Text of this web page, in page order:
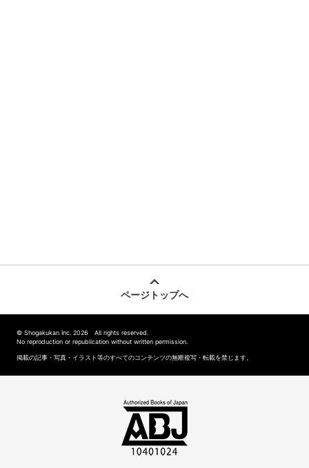
ページトップへ
© Shogakukan Inc. 2026 All rights reserved.
No reproduction or republication without written permission.
掲載の記事・写真・イラスト等のすべてのコンテンツの無断複写・転載を禁じます。